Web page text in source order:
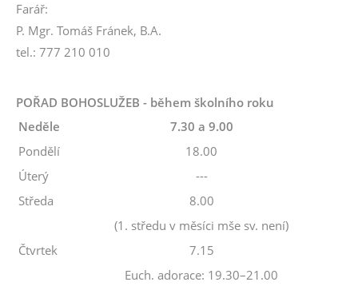
Farář:
P. Mgr. Tomáš Fránek, B.A.
tel.: 777 210 010
POŘAD BOHOSLUŽEB - během školního roku
Neděle
7.30 a 9.00
Pondělí
18.00
Úterý
---
Středa
8.00
(1. středu v měsíci mše sv. není)
Čtvrtek
7.15
Euch. adorace: 19.30–21.00